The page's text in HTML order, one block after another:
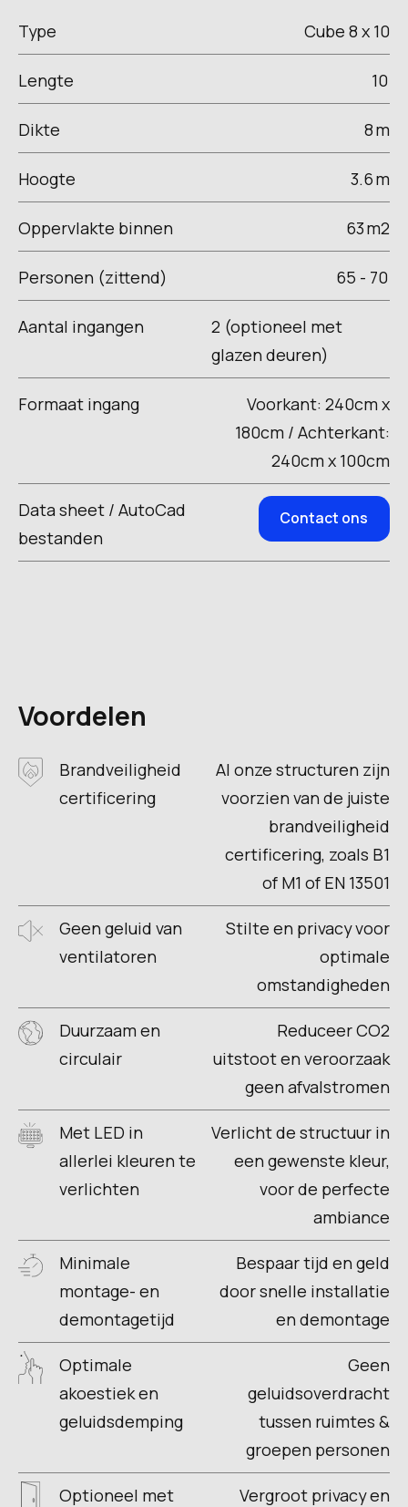
Type Cube 8 x 10
Lengte 10
Dikte 8m
Hoogte 3.6m
Oppervlakte binnen 63m2
Personen (zittend) 65 - 70
Aantal ingangen
2 (optioneel met
glazen deuren)
Formaat ingang
Voorkant: 240cm x
180cm / Achterkant:
240cm x 100cm
Data sheet / AutoCad
bestanden
Contact ons
Voordelen
Brandveiligheid
certificering
Al onze structuren zijn
voorzien van de juiste
brandveiligheid
certificering, zoals B1
of M1 of EN 13501
Geen geluid van
ventilatoren
Stilte en privacy voor
optimale
omstandigheden
Duurzaam en
circulair
Reduceer CO2
uitstoot en veroorzaak
geen afvalstromen
Met LED in
allerlei kleuren te
verlichten
Verlicht de structuur in
een gewenste kleur,
voor de perfecte
ambiance
Minimale
montage- en
demontagetijd
Bespaar tijd en geld
door snelle installatie
en demontage
Optimale
akoestiek en
geluidsdemping
Geen
geluidsoverdracht
tussen ruimtes &
groepen personen
Optioneel met Vergroot privacy en